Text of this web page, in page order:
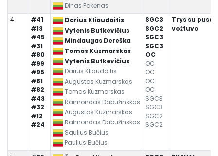
Dinas Pakėnas
4
#41
#13
#45
#31
#80
#99
#95
#81
#82
#43
#32
#12
#24
Darius Kliaudaitis
Vytenis Butkevičius
Mindaugas Dereška
Tomas Kuzmarskas
Vytenis Butkevičius
Darius Kliaudaitis
Augustas Kuzmarskas
Tomas Kuzmarskas
Raimondas Dabužinskas
Augustas Kuzmarskas
Raimondas Dabužinskas
Saulius Bučius
Paulius Bučius
SGC3
SGC2
SGC3
SGC3
OC
OC
OC
OC
OC
SGC3
SGC3
SGC2
SGC2
Trys su puse
vožtuvo